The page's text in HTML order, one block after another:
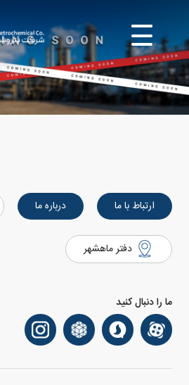
ارتباط با ما درباره ما
دفتر ماهشهر
ما را دنبال کنید